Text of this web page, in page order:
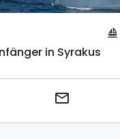
sailing
in Syrakus
email